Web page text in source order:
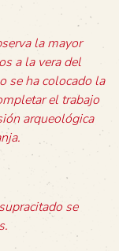
la mayor
a la vera del
se ha colocado la
el trabajo
arqueológica
se